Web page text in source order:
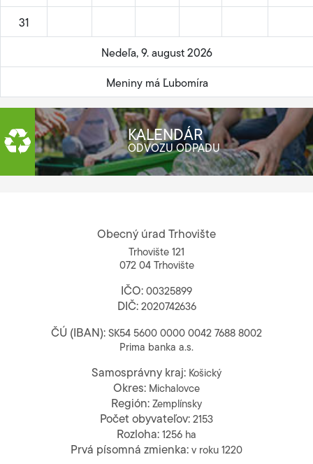
31
Nedeľa, 9. august 2026
Meniny má Ľubomíra
KALENDÁR
ODVOZU ODPADU
Obecný úrad Trhovište
Trhovište 121
072 04 Trhovište
IČO: 00325899
DIČ:2020742636
ČÚ (IBAN): SK54 5600 0000 0042 7688 8002
Prima banka a.s.
Samosprávny kraj: Košický
Okres: Michalovce
Región: Zemplínsky
Počet obyvateľov: 2153
Rozloha: 1256 ha
Prvá písomná zmienka: v roku 1220